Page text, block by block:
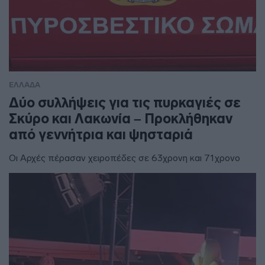
ΕΛΛΑΔΑ
Δύο συλλήψεις για τις πυρκαγιές σε
Σκύρο και Λακωνία – Προκλήθηκαν
από γεννήτρια και ψησταριά
Οι Αρχές πέρασαν χειροπέδες σε 63χρονη και 71χρονο